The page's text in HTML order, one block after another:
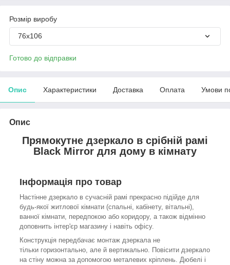
Розмір виробу
76х106
Готово до відправки
Опис Характеристики Доставка Оплата Умови
Опис
Прямокутне дзеркало в срібній рамі
Black Mirror для дому в кімнату
Інформація про товар
Настінне дзеркало в сучасній рамі прекрасно підійде для
будь-якої житлової кімнати (спальні, кабінету, вітальні),
ванної кімнати, передпокою або коридору, а також відмінно
доповнить інтер'єр магазину і навіть офісу.
Конструкція передбачає монтаж дзеркала не
тільки горизонтально, але й вертикально. Повісити дзеркало
на стіну можна за допомогою металевих кріплень. Дюбелі і